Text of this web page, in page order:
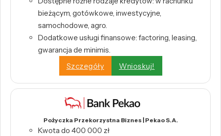
bieżącym, gotówkowe, inwestycyjne,
samochodowe, agro.
Dodatkowe usługi finansowe: factoring, leasing,
gwarancja de minimis.
Szczegóły
Wnioskuj!
Pożyczka Przekorzystna Biznes | Pekao S.A.
Kwota do 400 000 zł